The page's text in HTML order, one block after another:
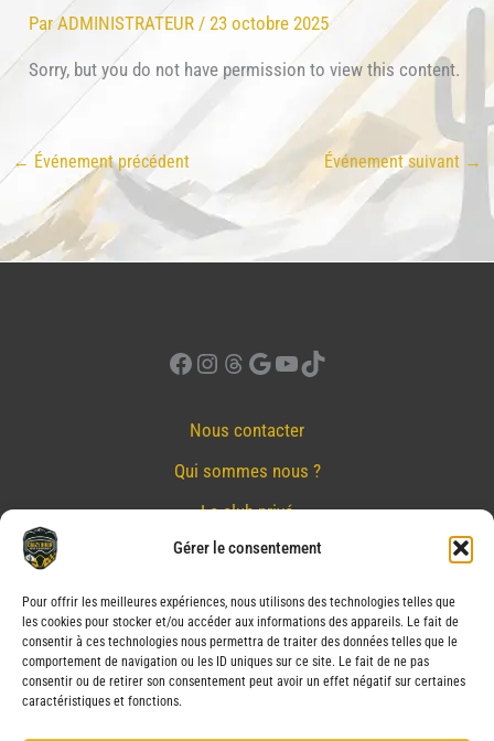
Gérer le consentement
Pour offrir les meilleures expériences, nous utilisons des technologies telles que
les cookies pour stocker et/ou accéder aux informations des appareils. Le fait de
consentir à ces technologies nous permettra de traiter des données telles que le
comportement de navigation ou les ID uniques sur ce site. Le fait de ne pas
consentir ou de retirer son consentement peut avoir un effet négatif sur certaines
caractéristiques et fonctions.
ParADMINISTRATEUR /23 octobre 2025
Sorry, but you do not have permission to view this content.
← Événement précédent Événement suivant →
Facebook
Instagram
Threads
Google
YouTube
TikTok
Nous contacter
Qui sommes nous ?
Le club privé
Réserver
Nos partenaires
Mentions Légales
Conditions générales de vente